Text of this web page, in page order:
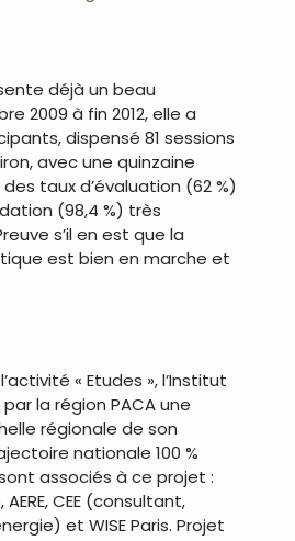
déjà un beau
2009 à fin 2012, elle a
dispensé 81 sessions
avec une quinzaine
taux d’évaluation (62 %)
(98,4 %) très
s’il en est que la
est bien en marche et
« Etudes », l’Institut
la région PACA une
régionale de son
nationale 100 %
associés à ce projet :
CEE (consultant,
et WISE Paris. Projet